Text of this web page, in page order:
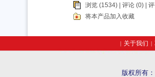
浏览 (1534) | 评论 (0) |
将本产品加入收藏
| 关于我们 |
版权所有